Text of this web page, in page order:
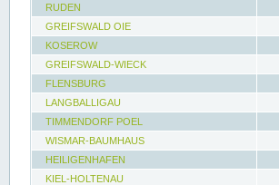
RUDEN
GREIFSWALD OIE
KOSEROW
GREIFSWALD-WIECK
FLENSBURG
LANGBALLIGAU
TIMMENDORF POEL
WISMAR-BAUMHAUS
HEILIGENHAFEN
KIEL-HOLTENAU